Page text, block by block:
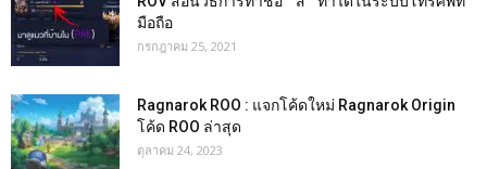
มือถือ
กรกฎาคม 25, 2021
Ragnarok ROO : แจกโค้ดใหม่ Ragnarok Origin
โค้ด ROO ล่าสุด
ตุลาคม 24, 2023